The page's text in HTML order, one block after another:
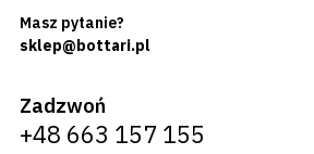
Masz pytanie?
sklep@bottari.pl
Zadzwoń
+48 663 157 155